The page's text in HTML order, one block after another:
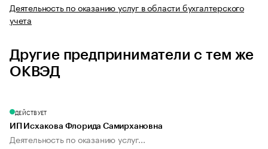
Деятельность по оказанию услуг в области бухгалтерского
учета
Другие предприниматели с тем же
ОКВЭД
ДЕЙСТВУЕТ
ИП Исхакова Флорида Самирхановна
Деятельность по оказанию услуг...